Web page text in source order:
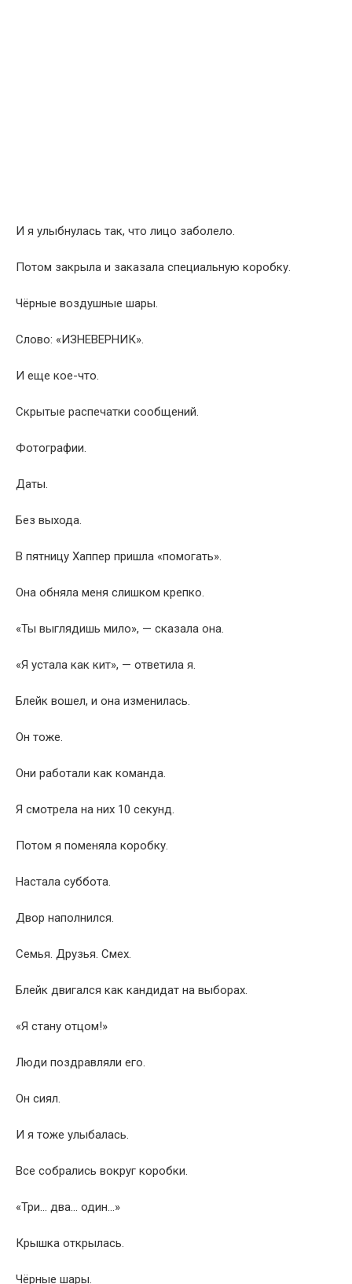
И я улыбнулась так, что лицо заболело.
Потом закрыла и заказала специальную коробку.
Чёрные воздушные шары.
Слово: «ИЗНЕВЕРНИК».
И еще кое-что.
Скрытые распечатки сообщений.
Фотографии.
Даты.
Без выхода.
В пятницу Хаппер пришла «помогать».
Она обняла меня слишком крепко.
«Ты выглядишь мило», — сказала она.
«Я устала как кит», — ответила я.
Блейк вошел, и она изменилась.
Он тоже.
Они работали как команда.
Я смотрела на них 10 секунд.
Потом я поменяла коробку.
Настала суббота.
Двор наполнился.
Семья. Друзья. Смех.
Блейк двигался как кандидат на выборах.
«Я стану отцом!»
Люди поздравляли его.
Он сиял.
И я тоже улыбалась.
Все собрались вокруг коробки.
«Три… два… один…»
Крышка открылась.
Чёрные шары.